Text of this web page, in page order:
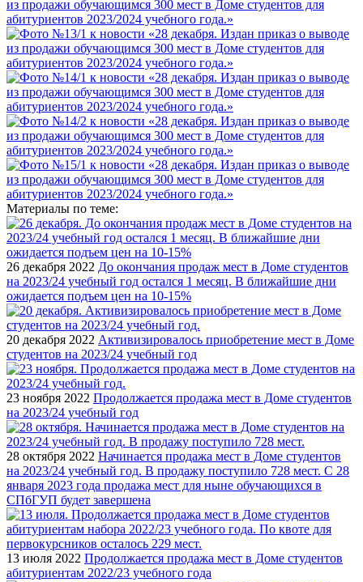
Материалы по теме:
26 декабря 2022 До окончания продаж мест в Доме студентов
на 2023/24 учебный год остался 1 месяц. В ближайшие дни
ожидается подъем цен на 10-15%
20 декабря 2022 Активизировалось приобретение мест в Доме
студентов на 2023/24 учебный год
23 ноября 2022 Продолжается продажа мест в Доме студентов
на 2023/24 учебный год
28 октября 2022 Начинается продажа мест в Доме студентов
на 2023/24 учебный год. В продажу поступило 728 мест. С 28
января 2023 года продажа мест для ныне обучающихся в
СПбГУП будет завершена
13 июля 2022 Продолжается продажа мест в Доме студентов
абитуриентам 2022/23 учебного года